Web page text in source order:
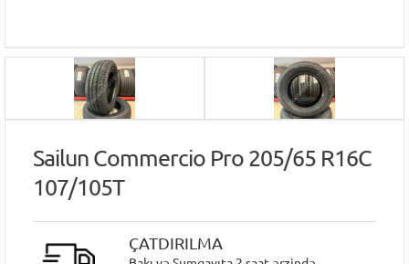
Sailun Commercio Pro 205/65 R16C
107/105T
ÇATDIRILMA